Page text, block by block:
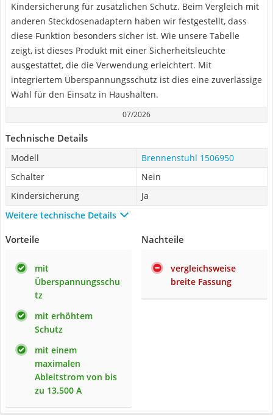
Kindersicherung für zusätzlichen Schutz. Beim Vergleich mit
anderen Steckdosenadaptern haben wir festgestellt, dass
diese Funktion besonders sicher ist. Wie unsere Tabelle
zeigt, ist dieses Produkt mit einer Sicherheitsleuchte
ausgestattet, die die Verwendung erleichtert. Mit
integriertem Überspannungsschutz ist dies eine zuverlässige
Wahl für den Einsatz in Haushalten.
07/2026
Technische Details
Modell
Brennenstuhl 1506950
Schalter
Nein
Kindersicherung
Ja
Weitere technische Details
Vorteile
mit
Überspannungsschu
tz
mit erhöhtem
Schutz
mit einem
maximalen
Ableitstrom von bis
zu 13.500 A
Nachteile
vergleichsweise
breite Fassung